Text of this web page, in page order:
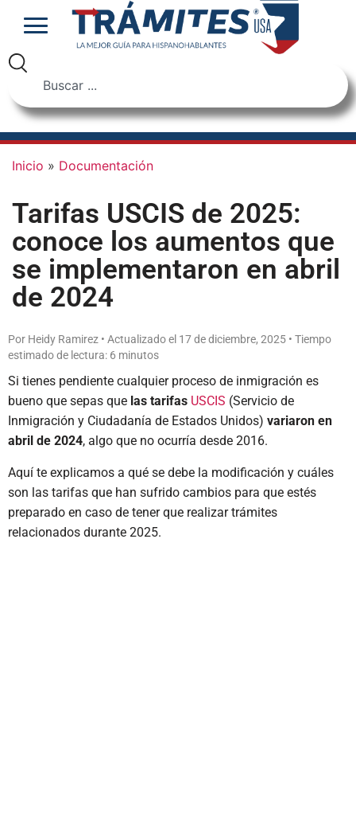
Inicio » Documentación
Tarifas USCIS de 2025:
conoce los aumentos que
se implementaron en abril
de 2024
Por Heidy Ramirez • Actualizado el 17 de diciembre, 2025 • Tiempo
estimado de lectura: 6 minutos
Si tienes pendiente cualquier proceso de inmigración es
bueno que sepas que las tarifas USCIS (Servicio de
Inmigración y Ciudadanía de Estados Unidos) variaron en
abril de 2024, algo que no ocurría desde 2016.
Aquí te explicamos a qué se debe la modificación y cuáles
son las tarifas que han sufrido cambios para que estés
preparado en caso de tener que realizar trámites
relacionados durante 2025.